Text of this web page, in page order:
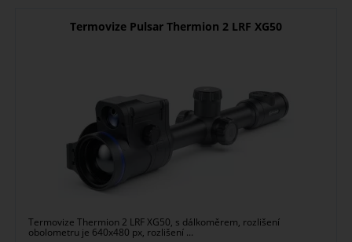
Termovize Pulsar Thermion 2 LRF XG50
Termovize Thermion 2 LRF XG50, s dálkoměrem, rozlišení
obolometru je 640x480 px, rozlišení ...